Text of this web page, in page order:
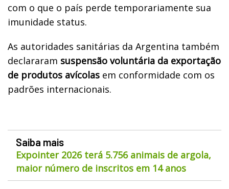
com o que o país perde temporariamente sua
imunidade status.
As autoridades sanitárias da Argentina também
declararam suspensão voluntária da exportação
de produtos avícolas em conformidade com os
padrões internacionais.
Saiba mais
Expointer 2026 terá 5.756 animais de argola,
maior número de inscritos em 14 anos